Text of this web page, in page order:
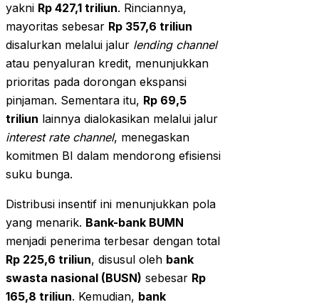
yakni Rp 427,1 triliun. Rinciannya,
mayoritas sebesar Rp 357,6 triliun
disalurkan melalui jalur lending channel
atau penyaluran kredit, menunjukkan
prioritas pada dorongan ekspansi
pinjaman. Sementara itu, Rp 69,5
triliun lainnya dialokasikan melalui jalur
interest rate channel, menegaskan
komitmen BI dalam mendorong efisiensi
suku bunga.
Distribusi insentif ini menunjukkan pola
yang menarik. Bank-bank BUMN
menjadi penerima terbesar dengan total
Rp 225,6 triliun, disusul oleh bank
swasta nasional (BUSN) sebesar Rp
165,8 triliun. Kemudian, bank